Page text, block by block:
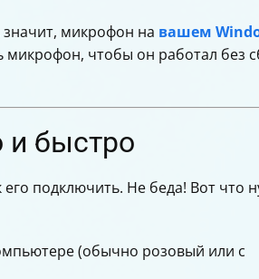
микрофон на вашем
микрофон, чтобы он работал без
и быстро
подключить. Не беда! Вот что
(обычно розовый или с